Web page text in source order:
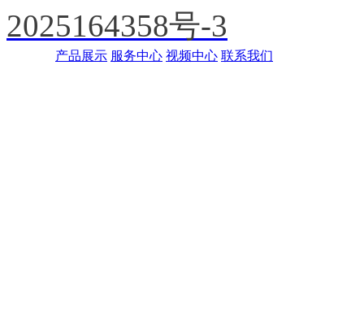
2025164358号-3
产品展示 服务中心 视频中心 联系我们